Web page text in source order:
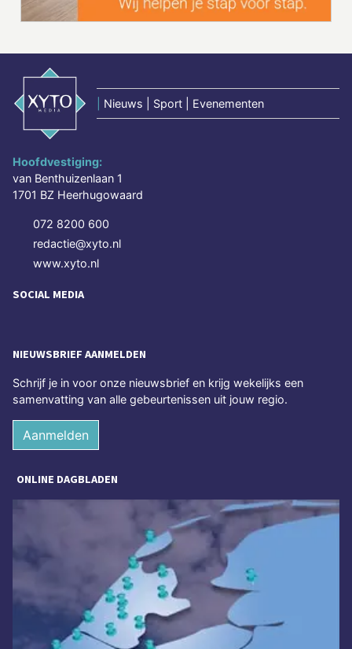
Nieuws | Sport | Evenementen
Hoofdvestiging:
van Benthuizenlaan 1
1701 BZ Heerhugowaard
072 8200 600
redactie@xyto.nl
www.xyto.nl
SOCIAL MEDIA
NIEUWSBRIEF AANMELDEN
Schrijf je in voor onze nieuwsbrief en krijg wekelijks een
samenvatting van alle gebeurtenissen uit jouw regio.
Aanmelden
ONLINE DAGBLADEN